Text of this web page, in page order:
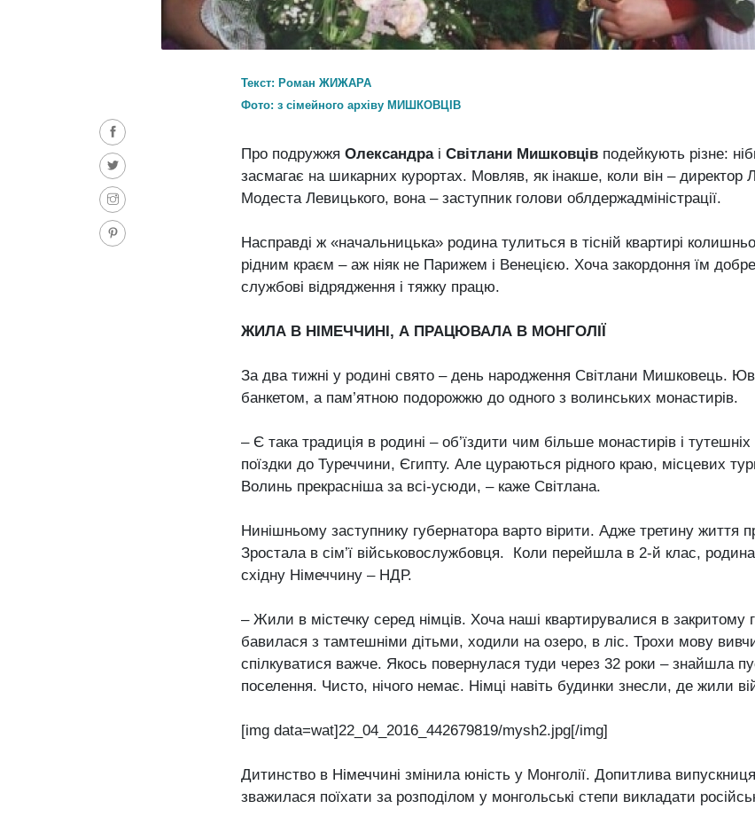
Текст: Роман ЖИЖАРА
Фото: з сімейного архіву МИШКОВЦІВ
Про подружжя Олександраі Світлани Мишковців подейкують різне:
засмагає на шикарних курортах. Мовляв, як інакше, коли він – директор
Модеста Левицького, вона – заступник голови облдержадміністрації.
Насправді ж «начальницька» родина тулиться в тісній квартирі
рідним краєм – аж ніяк не Парижем і Венецією. Хоча закордоння їм
службові відрядження і тяжку працю.
ЖИЛА В НІМЕЧЧИНІ, А ПРАЦЮВАЛА В МОНГОЛІЇ
За два тижні у родині свято – день народження Світлани Мишковець.
банкетом, а пам’ятною подорожжю до одного з волинських монастирів.
– Є така традиція в родині – об’їздити чим більше монастирів і
поїздки до Туреччини, Єгипту. Але цураються рідного краю, місцевих
Волинь прекрасніша за всі-усюди, – каже Світлана.
Нинішньому заступнику губернатора варто вірити. Адже третину життя
Зростала в сім’ї військовослужбовця. Коли перейшла в 2-й клас,
східну Німеччину – НДР.
– Жили в містечку серед німців. Хоча наші квартирувалися в закритому
бавилася з тамтешніми дітьми, ходили на озеро, в ліс. Трохи мову
спілкуватися важче. Якось повернулася туди через 32 роки – знайшла
поселення. Чисто, нічого немає. Німці навіть будинки знесли, де жили
[img data=wat]22_04_2016_442679819/mysh2.jpg[/img]
Дитинство в Німеччині змінила юність у Монголії. Допитлива
зважилася поїхати за розподілом у монгольські степи викладати